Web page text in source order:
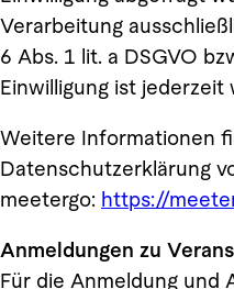
Verarbeitung
6 Abs. 1 lit. a DSGVO
Einwilligung ist jederzeit
Weitere Informationen
Datenschutzerklärung
meetergo: https://
Anmeldungen zu
Für die Anmeldung und